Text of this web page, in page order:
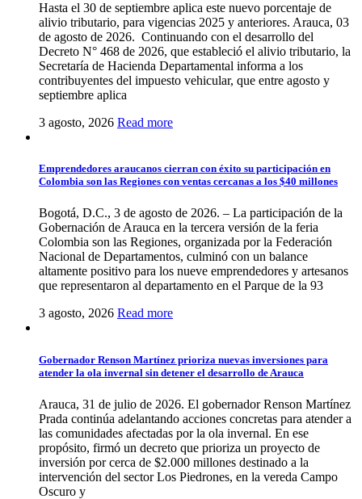
Hasta el 30 de septiembre aplica este nuevo porcentaje de
alivio tributario, para vigencias 2025 y anteriores. Arauca, 03
de agosto de 2026. Continuando con el desarrollo del
Decreto N° 468 de 2026, que estableció el alivio tributario, la
Secretaría de Hacienda Departamental informa a los
contribuyentes del impuesto vehicular, que entre agosto y
septiembre aplica
3 agosto, 2026 Read more
Emprendedores araucanos cierran con éxito su participación en
Colombia son las Regiones con ventas cercanas a los $40 millones
Bogotá, D.C., 3 de agosto de 2026. – La participación de la
Gobernación de Arauca en la tercera versión de la feria
Colombia son las Regiones, organizada por la Federación
Nacional de Departamentos, culminó con un balance
altamente positivo para los nueve emprendedores y artesanos
que representaron al departamento en el Parque de la 93
3 agosto, 2026 Read more
Gobernador Renson Martínez prioriza nuevas inversiones para
atender la ola invernal sin detener el desarrollo de Arauca
Arauca, 31 de julio de 2026. El gobernador Renson Martínez
Prada continúa adelantando acciones concretas para atender a
las comunidades afectadas por la ola invernal. En ese
propósito, firmó un decreto que prioriza un proyecto de
inversión por cerca de $2.000 millones destinado a la
intervención del sector Los Piedrones, en la vereda Campo
Oscuro y